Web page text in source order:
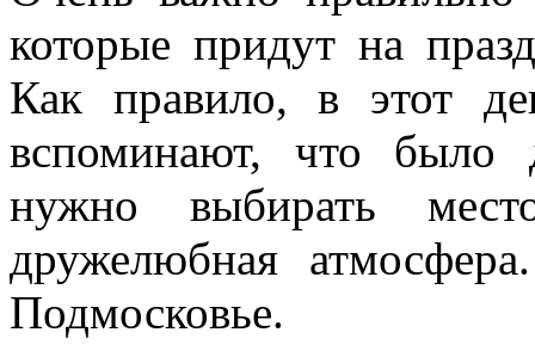
которые придут на
Как правило, в этот
вспоминают, что было
нужно выбирать
дружелюбная
Подмосковье.